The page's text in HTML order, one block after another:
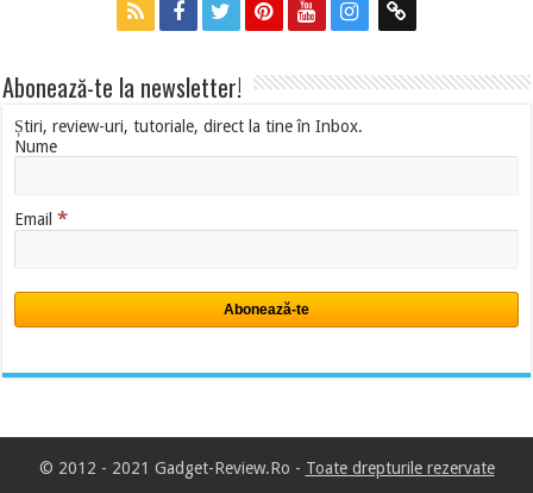
Abonează-te la newsletter!
Știri, review-uri, tutoriale, direct la tine în Inbox.
Nume
Email*
© 2012 - 2021 Gadget-Review.Ro - Toate drepturile rezervate